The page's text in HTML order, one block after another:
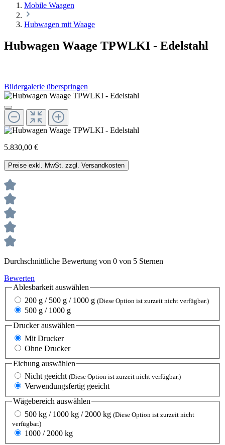
Mobile Waagen
Hubwagen mit Waage
Hubwagen Waage TPWLKI - Edelstahl
Bildergalerie überspringen
5.830,00 €
Preise exkl. MwSt. zzgl. Versandkosten
Durchschnittliche Bewertung von 0 von 5 Sternen
Bewerten
Ablesbarkeitauswählen
200 g / 500 g / 1000 g (Diese Option ist zurzeit nicht verfügbar.)
500 g / 1000 g
Druckerauswählen
Mit Drucker
Ohne Drucker
Eichung auswählen
Nicht geeicht (Diese Option ist zurzeit nicht verfügbar.)
Verwendungsfertig geeicht
Wägebereich auswählen
500 kg / 1000 kg / 2000 kg (Diese Option ist zurzeit nicht
verfügbar.)
1000 / 2000 kg